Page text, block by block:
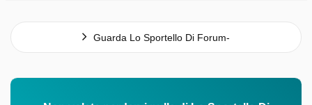
Guarda Lo Sportello Di Forum-